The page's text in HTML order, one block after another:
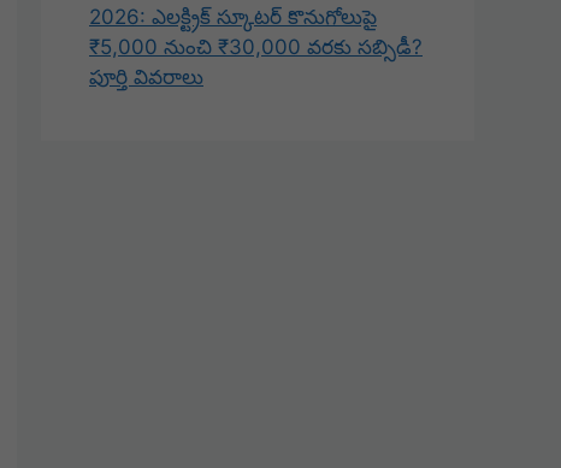
2026: ఎలక్ట్రిక్ స్కూటర్ కొనుగోలుపై
₹5,000 నుంచి ₹30,000 వరకు సబ్సిడీ?
పూర్తి వివరాలు